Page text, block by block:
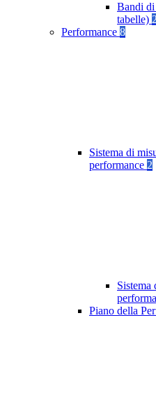
Bandi di
tabelle)
Performance 8
Sistema di
performance 2
Sistema
Piano della